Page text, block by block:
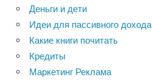
Деньги и дети
Идеи для пассивного дохода
Какие книги почитать
Кредиты
Маркетинг Реклама